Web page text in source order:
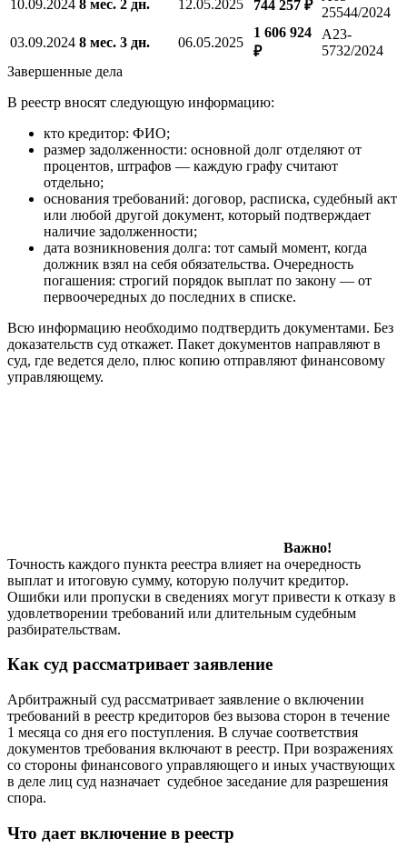
10.09.2024 8 мес. 2 дн. 12.05.2025 744 257 ₽
25544/2024
03.09.2024 8 мес. 3 дн. 06.05.2025
1 606 924
₽
А23-
5732/2024
Завершенные дела
В реестр вносят следующую информацию:
кто кредитор: ФИО;
размер задолженности: основной долг отделяют от
процентов, штрафов — каждую графу считают
отдельно;
основания требований: договор, расписка, судебный акт
или любой другой документ, который подтверждает
наличие задолженности;
дата возникновения долга: тот самый момент, когда
должник взял на себя обязательства. Очередность
погашения: строгий порядок выплат по закону — от
первоочередных до последних в списке.
Всю информацию необходимо подтвердить документами. Без
доказательств суд откажет. Пакет документов направляют в
суд, где ведется дело, плюс копию отправляют финансовому
управляющему.
Важно!
Точность каждого пункта реестра влияет на очередность
выплат и итоговую сумму, которую получит кредитор.
Ошибки или пропуски в сведениях могут привести к отказу в
удовлетворении требований или длительным судебным
разбирательствам.
Как суд рассматривает заявление
Арбитражный суд рассматривает заявление о включении
требований в реестр кредиторов без вызова сторон в течение
1 месяца со дня его поступления. В случае соответствия
документов требования включают в реестр. При возражениях
со стороны финансового управляющего и иных участвующих
в деле лиц суд назначает судебное заседание для разрешения
спора.
Что дает включение в реестр